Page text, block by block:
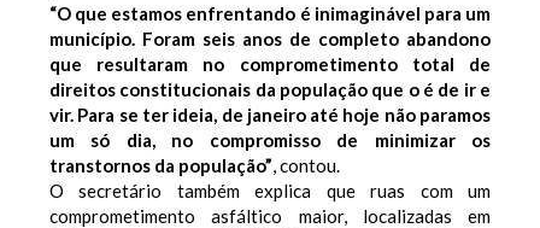
“O que estamos enfrentando é inimaginável para um
município. Foram seis anos de completo abandono
que resultaram no comprometimento total de
direitos constitucionais da população que o é de ir e
vir. Para se ter ideia, de janeiro até hoje não paramos
um só dia, no compromisso de minimizar os
transtornos da população”, contou.
O secretário também explica que ruas com um
comprometimento asfáltico maior, localizadas em